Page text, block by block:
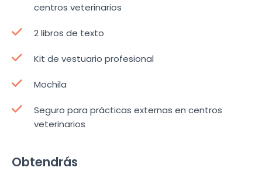
centros veterinarios
2 libros de texto
Kit de vestuario profesional
Mochila
Seguro para prácticas externas en centros
veterinarios
Obtendrás